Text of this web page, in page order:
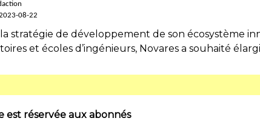
08-22
stratégie de développement de son écosystème
et écoles d’ingénieurs, Novares a souhaité
est réservée aux abonnés